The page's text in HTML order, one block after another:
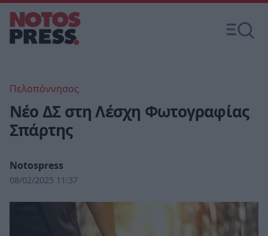
Πελοπόννησος
Νέο ΔΣ στη Λέσχη Φωτογραφίας
Σπάρτης
Notospress
08/02/2025 11:37